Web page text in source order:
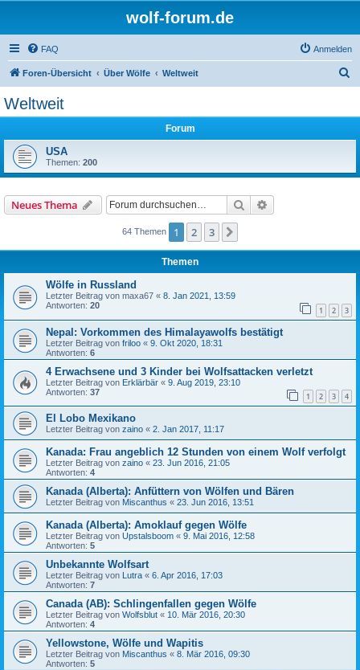
wolf-forum.de
FAQ Anmelden
Foren-Übersicht Über Wölfe Weltweit
Weltweit
Forum
USA
Themen: 200
Neues Thema Suche
64 Themen 1 2 3
Themen
Wölfe in Russland
Letzter Beitrag von maxa67 « 8. Jan 2021, 13:59
Antworten: 20 1 2 3
Nepal: Vorkommen des Himalayawolfs bestätigt
Letzter Beitrag von friloo « 9. Okt 2020, 18:31
Antworten: 6
4 Erwachsene und 3 Kinder bei Wolfsattacken verletzt
Letzter Beitrag von Erklärbär « 9. Aug 2019, 23:10
Antworten: 37 1 2 3 4
El Lobo Mexikano
Letzter Beitrag von zaino « 2. Jan 2017, 11:17
Kanada: Frau angeblich 12 Stunden von einem Wolf verfolgt
Letzter Beitrag von zaino « 23. Jun 2016, 21:05
Antworten: 4
Kanada (Alberta): Anfüttern von Wölfen und Bären
Letzter Beitrag von Miscanthus « 23. Jun 2016, 13:51
Kanada (Alberta): Amoklauf gegen Wölfe
Letzter Beitrag von Upstalsboom « 9. Mai 2016, 12:58
Antworten: 5
Unbekannte Wolfsart
Letzter Beitrag von Lutra « 6. Apr 2016, 17:03
Antworten: 7
Canada (AB): Schlingenfallen gegen Wölfe
Letzter Beitrag von Wolfsblut « 10. Mär 2016, 20:30
Antworten: 4
Yellowstone, Wölfe und Wapitis
Letzter Beitrag von Miscanthus « 8. Mär 2016, 09:30
Antworten: 5